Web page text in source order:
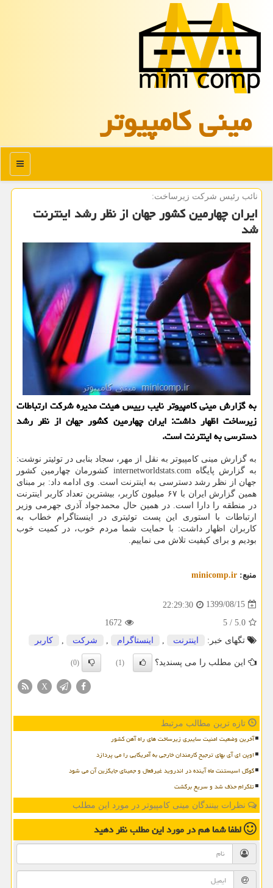
مینی كامپیوتر
منو
نائب رئیس شركت زیرساخت:
ایران چهارمین كشور جهان از نظر رشد اینترنت
شد
به گزارش مینی كامپیوتر نایب رییس هیئت مدیره شركت ارتباطات
زیرساخت اظهار داشت: ایران چهارمین كشور جهان از نظر رشد
دسترسی به اینترنت است.
به گزارش مینی کامپیوتر به نقل از مهر، سجاد بنابی در توئیتر نوشت:
به گزارش پایگاه internetworldstats.com کشورمان چهارمین کشور
جهان از نظر رشد دسترسی به اینترنت است. وی ادامه داد: بر مبنای
همین گزارش ایران با ۶۷ میلیون کاربر، بیشترین تعداد کاربر اینترنت
در منطقه را دارا است. در همین حال محمدجواد آذری جهرمی وزیر
ارتباطات با استوری این پست توئیتری در اینستاگرام خطاب به
کاربران اظهار داشت: با حمایت شما مردم خوب، در کمیت خوب
بودیم و برای کیفیت تلاش می نماییم.
منبع: minicomp.ir
1399/08/15
22:29:30
5.0
/
5
1672
تگهای خبر:
اینترنت اینستاگرام شركت كاربر
این مطلب را می پسندید؟ (1)
(0)
X
تازه ترین مطالب مرتبط
آخرین وضعیت امنیت سایبری زیرساخت های راه آهن کشور
اوپن ای آی بهای ترجیح کارمندان خارجی به آمریکایی را می پردازد
گوگل اسیستنت ماه آینده در اندروید غیرفعال و جمینای جایگزین آن می شود
تلگرام حذف شد و سریع برگشت
نظرات بینندگان مینی کامپیوتر در مورد این مطلب
لطفا شما همدر مورد این مطلبنظر دهید